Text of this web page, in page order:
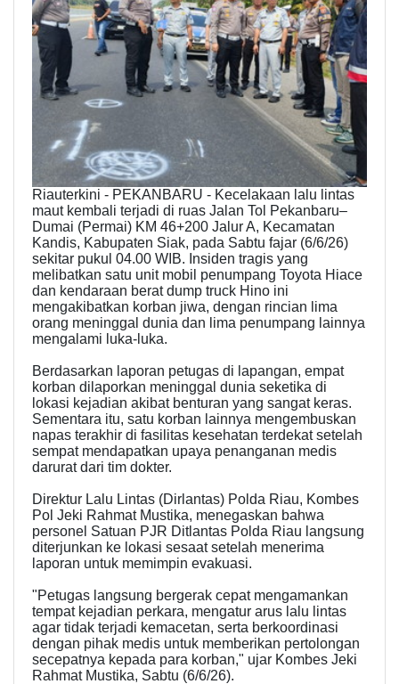
Riauterkini - PEKANBARU - Kecelakaan lalu lintas
maut kembali terjadi di ruas Jalan Tol Pekanbaru–
Dumai (Permai) KM 46+200 Jalur A, Kecamatan
Kandis, Kabupaten Siak, pada Sabtu fajar (6/6/26)
sekitar pukul 04.00 WIB. Insiden tragis yang
melibatkan satu unit mobil penumpang Toyota Hiace
dan kendaraan berat dump truck Hino ini
mengakibatkan korban jiwa, dengan rincian lima
orang meninggal dunia dan lima penumpang lainnya
mengalami luka-luka.
Berdasarkan laporan petugas di lapangan, empat
korban dilaporkan meninggal dunia seketika di
lokasi kejadian akibat benturan yang sangat keras.
Sementara itu, satu korban lainnya mengembuskan
napas terakhir di fasilitas kesehatan terdekat setelah
sempat mendapatkan upaya penanganan medis
darurat dari tim dokter.
Direktur Lalu Lintas (Dirlantas) Polda Riau, Kombes
Pol Jeki Rahmat Mustika, menegaskan bahwa
personel Satuan PJR Ditlantas Polda Riau langsung
diterjunkan ke lokasi sesaat setelah menerima
laporan untuk memimpin evakuasi.
"Petugas langsung bergerak cepat mengamankan
tempat kejadian perkara, mengatur arus lalu lintas
agar tidak terjadi kemacetan, serta berkoordinasi
dengan pihak medis untuk memberikan pertolongan
secepatnya kepada para korban," ujar Kombes Jeki
Rahmat Mustika, Sabtu (6/6/26).